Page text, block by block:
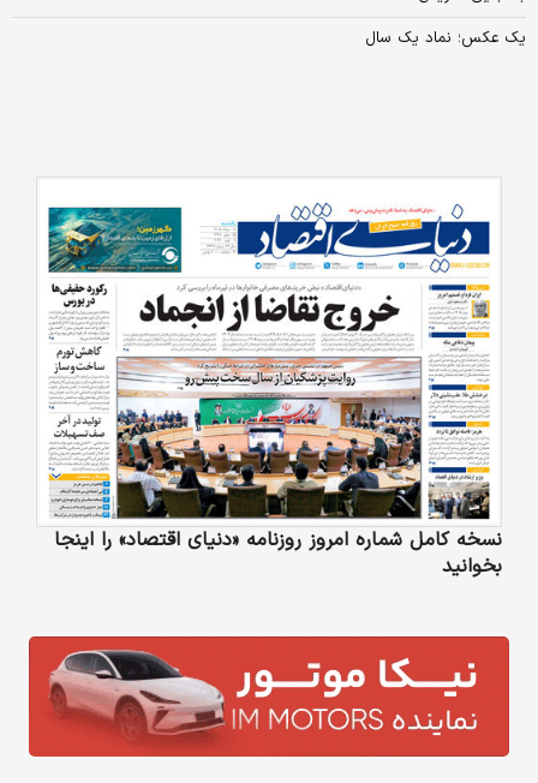
یک عکس؛ نماد یک سال
نسخه کامل شماره امروز روزنامه «دنیای‌ اقتصاد» را اینجا
بخوانید